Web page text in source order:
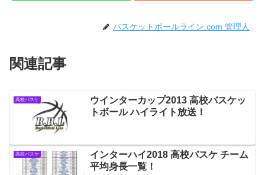
バスケットボールライン.com 管理人
関連記事
高校バスケ
ウインターカップ2013 高校バスケッ
トボール ハイライト放送！
高校バスケ
インターハイ2018 高校バスケ チーム
平均身長一覧！